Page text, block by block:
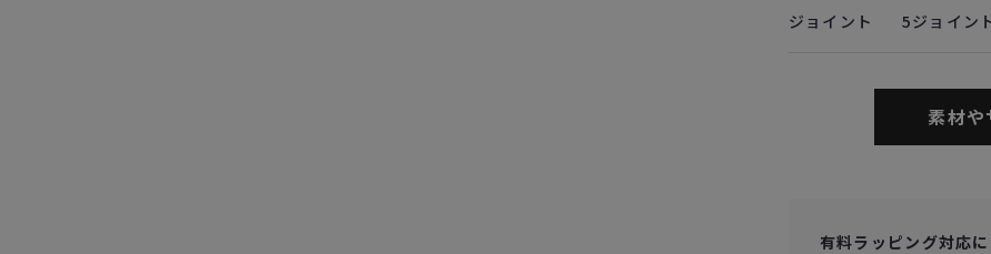
ジョイント 5ジョイン
素材
有料ラッピング対応